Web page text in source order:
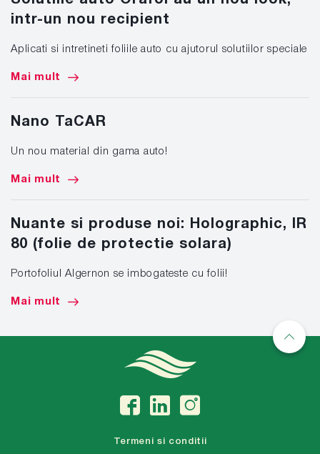
intr-un nou recipient
Aplicati si intretineti foliile auto cu ajutorul solutiilor speciale
Mai mult
Nano TaCAR
Un nou material din gama auto!
Mai mult
Nuante si produse noi: Holographic, IR
80 (folie de protectie solara)
Portofoliul Algernon se imbogateste cu folii!
Mai mult
Termeni si conditii